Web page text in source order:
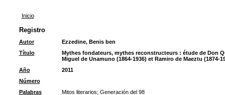
Inicio
Registro
Autor
Ezzedine, Benis ben
Título
Mythes fondateurs, mythes reconstructeurs : étude de Don
Miguel de Unamuno (1864-1936) et Ramiro de Maeztu (1874-
Año
2011
Número
Palabras
Mitos literarios; Generación del 98